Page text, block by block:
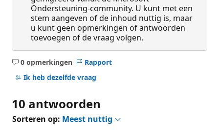
Ondersteuning-community. U kunt met een
stem aangeven of de inhoud nuttig is, maar
u kunt geen opmerkingen of antwoorden
toevoegen of de vraag volgen.
0 opmerkingen
Geen
opmerkingen
Rapport
Ik heb dezelfde vraag
10 antwoorden
Sorteren op: Meest nuttig